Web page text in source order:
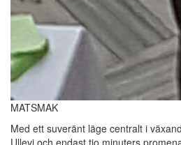
MATSMAK
Med ett suveränt läge centralt i